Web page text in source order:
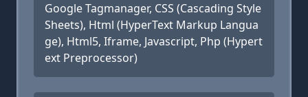
Google Tagmanager, CSS (Cascading Style
Sheets), Html (HyperText Markup Langua
ge), Html5, Iframe, Javascript, Php (Hypert
ext Preprocessor)